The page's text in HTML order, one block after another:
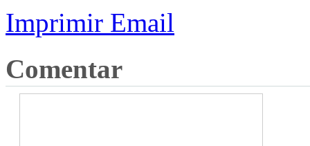
Imprimir Email
Comentar